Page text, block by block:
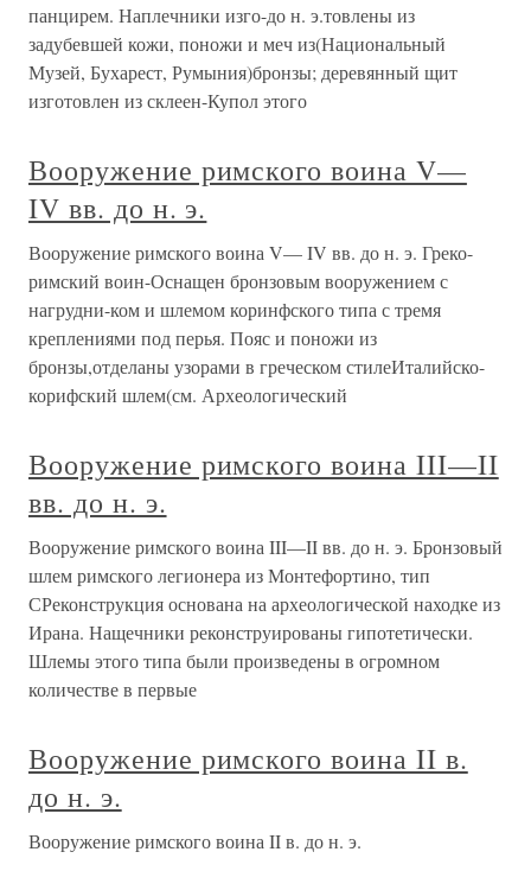
панцирем. Наплечники изго-до н. э.товлены из
задубевшей кожи, поножи и меч из(Национальный
Музей, Бухарест, Румыния)бронзы; деревянный щит
изготовлен из склеен-Купол этого
Вооружение римского воина V—
IV вв. до н. э.
Вооружение римского воина V— IV вв. до н. э. Греко-
римский воин-Оснащен бронзовым вооружением с
нагрудни-ком и шлемом коринфского типа с тремя
креплениями под перья. Пояс и поножи из
бронзы,отделаны узорами в греческом стилеИталийско-
корифский шлем(см. Археологический
Вооружение римского воина III—II
вв. до н. э.
Вооружение римского воина III—II вв. до н. э. Бронзовый
шлем римского легионера из Монтефортино, тип
СРеконструкция основана на археологической находке из
Ирана. Нащечники реконструированы гипотетически.
Шлемы этого типа были произведены в огромном
количестве в первые
Вооружение римского воина II в.
до н. э.
Вооружение римского воина II в. до н. э.